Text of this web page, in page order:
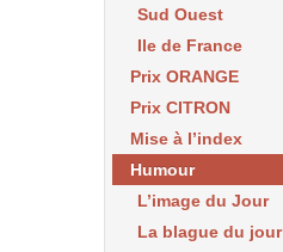
Sud Ouest
Ile de France
Prix ORANGE
Prix CITRON
Mise à l’index
Humour
L’image du Jour
La blague du jour